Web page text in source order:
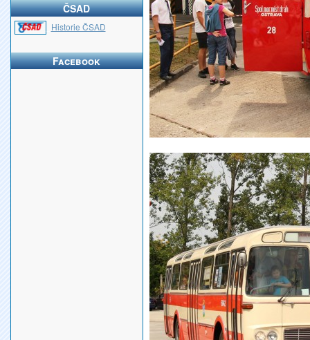
ČSAD
Historie ČSAD
Facebook